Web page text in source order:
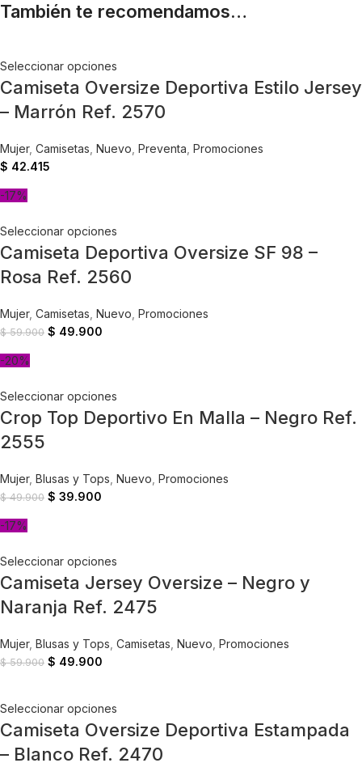
También te recomendamos…
Seleccionar opciones
Camiseta Oversize Deportiva Estilo Jersey
– Marrón Ref. 2570
Mujer, Camisetas Nuevo Preventa Promociones
$ 42.415
-17%
Seleccionar opciones
Camiseta Deportiva Oversize SF 98 –
Rosa Ref. 2560
Mujer, Camisetas Nuevo Promociones
$59.900 $ 49.900
-20%
Seleccionar opciones
Crop Top Deportivo En Malla – Negro Ref.
2555
Mujer, Blusas y Tops Nuevo Promociones
$49.900 $ 39.900
-17%
Seleccionar opciones
Camiseta Jersey Oversize – Negro y
Naranja Ref. 2475
Mujer, Blusas y Tops Camisetas Nuevo Promociones
$59.900 $ 49.900
Seleccionar opciones
Camiseta Oversize Deportiva Estampada
– Blanco Ref. 2470